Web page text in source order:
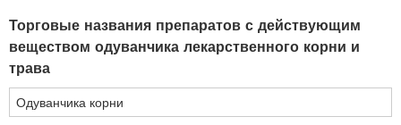
Торговые названия препаратов с действующим
веществом одуванчика лекарственного корни и
трава
Одуванчика корни